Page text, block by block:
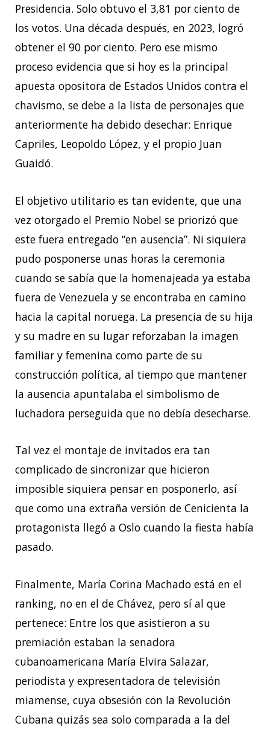
Presidencia. Solo obtuvo el 3,81 por ciento de
los votos. Una década después, en 2023, logró
obtener el 90 por ciento. Pero ese mismo
proceso evidencia que si hoy es la principal
apuesta opositora de Estados Unidos contra el
chavismo, se debe a la lista de personajes que
anteriormente ha debido desechar: Enrique
Capriles, Leopoldo López, y el propio Juan
Guaidó.
El objetivo utilitario es tan evidente, que una
vez otorgado el Premio Nobel se priorizó que
este fuera entregado “en ausencia”. Ni siquiera
pudo posponerse unas horas la ceremonia
cuando se sabía que la homenajeada ya estaba
fuera de Venezuela y se encontraba en camino
hacia la capital noruega. La presencia de su hija
y su madre en su lugar reforzaban la imagen
familiar y femenina como parte de su
construcción política, al tiempo que mantener
la ausencia apuntalaba el simbolismo de
luchadora perseguida que no debía desecharse.
Tal vez el montaje de invitados era tan
complicado de sincronizar que hicieron
imposible siquiera pensar en posponerlo, así
que como una extraña versión de Cenicienta la
protagonista llegó a Oslo cuando la fiesta había
pasado.
Finalmente, María Corina Machado está en el
ranking, no en el de Chávez, pero sí al que
pertenece: Entre los que asistieron a su
premiación estaban la senadora
cubanoamericana María Elvira Salazar,
periodista y expresentadora de televisión
miamense, cuya obsesión con la Revolución
Cubana quizás sea solo comparada a la del